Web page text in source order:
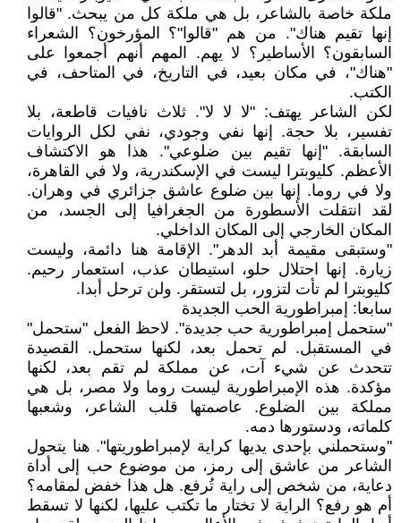
ملكة خاصة بالشاعر، بل هي ملكة كل من يبحث. "قالوا
إنها تقيم هناك". من هم "قالوا"؟ المؤرخون؟ الشعراء
السابقون؟ الأساطير؟ لا يهم. المهم أنهم أجمعوا على
"هناك"، في مكان بعيد، في التاريخ، في المتاحف، في
الكتب.
لكن الشاعر يهتف: "لا لا لا". ثلاث نافيات قاطعة، بلا
تفسير، بلا حجة. إنها نفي وجودي، نفي لكل الروايات
السابقة. "إنها تقيم بين ضلوعي". هذا هو الاكتشاف
الأعظم. كليوبترا ليست في الإسكندرية، ولا في القاهرة،
ولا في روما. إنها بين ضلوع عاشق جزائري في وهران.
لقد انتقلت الأسطورة من الجغرافيا إلى الجسد، من
المكان الخارجي إلى المكان الداخلي.
"وستبقى مقيمة أبد الدهر". الإقامة هنا دائمة، وليست
زيارة. إنها احتلال حلو، استيطان عذب، استعمار رحيم.
كليوبترا لم تأت لتزور، بل لتستقر. ولن ترحل أبدا.
سابعا: إمبراطورية الحب الجديدة
"ستحمل إمبراطورية حب جديدة". لاحظ الفعل "ستحمل"
في المستقبل. لم تحمل بعد، لكنها ستحمل. القصيدة
تتحدث عن شيء آت، عن مملكة لم تقم بعد، لكنها
مؤكدة. هذه الإمبراطورية ليست روما ولا مصر، بل هي
مملكة بين الضلوع. عاصمتها قلب الشاعر، وشعبها
كلماته، ودستورها دمه.
"وستحملني بإحدى يديها كراية لإمبراطوريتها". هنا يتحول
الشاعر من عاشق إلى رمز، من موضوع حب إلى أداة
دعاية، من شخص إلى راية تُرفع. هل هذا خفض لمقامه؟
أم هو رفع؟ الراية لا تختار ما تكتب عليها، لكنها لا تسقط